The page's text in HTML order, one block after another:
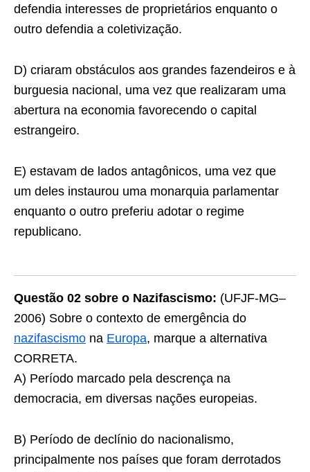
defendia interesses de proprietários enquanto o
outro defendia a coletivização.
D) criaram obstáculos aos grandes fazendeiros e à
burguesia nacional, uma vez que realizaram uma
abertura na economia favorecendo o capital
estrangeiro.
E) estavam de lados antagônicos, uma vez que
um deles instaurou uma monarquia parlamentar
enquanto o outro preferiu adotar o regime
republicano.
Questão 02 sobre o Nazifascismo: (UFJF-MG–
2006) Sobre o contexto de emergência do
nazifascismo na Europa, marque a alternativa
CORRETA.
A) Período marcado pela descrença na
democracia, em diversas nações europeias.
B) Período de declínio do nacionalismo,
principalmente nos países que foram derrotados